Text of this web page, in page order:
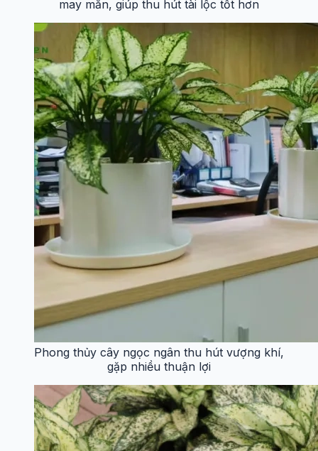
may mắn, giúp thu hút tài lộc tốt hơn
Phong thủy cây ngọc ngân thu hút vượng khí,
gặp nhiều thuận lợi